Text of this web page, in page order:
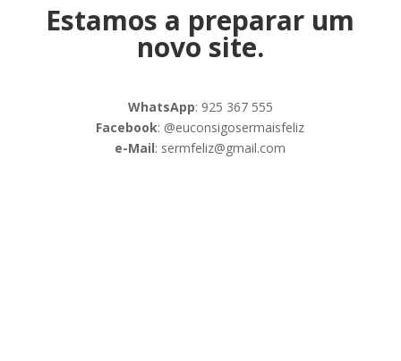
Estamos a preparar um
novo site.
WhatsApp: 925 367 555
Facebook: @euconsigosermaisfeliz
e-Mail: sermfeliz@gmail.com